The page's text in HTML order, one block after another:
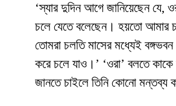
‘স্যার দুদিন আগে জানিয়েছেন যে,
চলে যেতে বলেছেন। হয়তো আমার
তোমরা চলতি মাসের মধ্যেই
করে চলে যাও।’ ‘ওরা’ বলতে কাকে
জানতে চাইলে তিনি কোনো মন্তব্য